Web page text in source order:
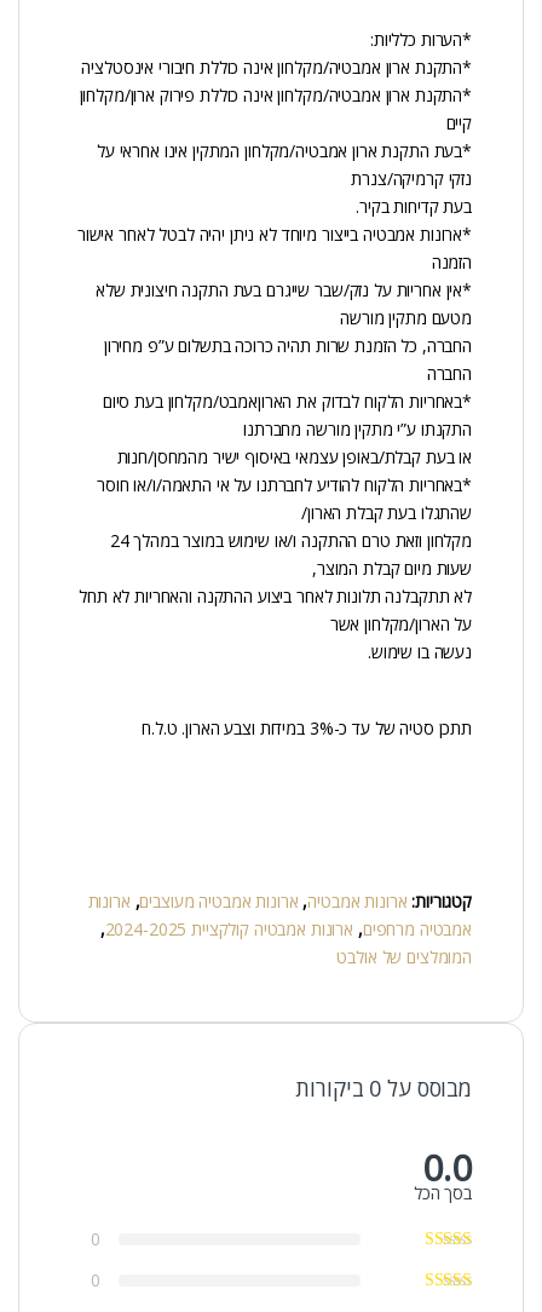
*הערות כלליות:
*התקנת ארון אמבטיה/מקלחון אינה כוללת חיבורי אינסטלציה
*התקנת ארון אמבטיה/מקלחון אינה כוללת פירוק ארון/מקלחון
קיים
*בעת התקנת ארון אמבטיה/מקלחון המתקין אינו אחראי על
נזקי קרמיקה/צנרת
בעת קדיחות בקיר.
*ארונות אמבטיה בייצור מיוחד לא ניתן יהיה לבטל לאחר אישור
הזמנה
*אין אחריות על נזק/שבר שייגרם בעת התקנה חיצונית שלא
מטעם מתקין מורשה
החברה, כל הזמנת שרות תהיה כרוכה בתשלום ע”פ מחירון
החברה
*באחריות הלקוח לבדוק את הארוןאמבט/מקלחון בעת סיום
התקנתו ע”י מתקין מורשה מחברתנו
או בעת קבלת/באופן עצמאי באיסוף ישיר מהמחסן/חנות
*באחריות הלקוח להודיע לחברתנו על אי התאמה/ו/או חוסר
שהתגלו בעת קבלת הארון/
מקלחון וזאת טרם ההתקנה ו/או שימוש במוצר במהלך 24
שעות מיום קבלת המוצר,
לא תתקבלנה תלונות לאחר ביצוע ההתקנה והאחריות לא תחל
על הארון/מקלחון אשר
נעשה בו שימוש.
תתכן סטיה של עד כ-3% במידות וצבע הארון. ט.ל.ח
קטגוריות: ארונות אמבטיה, ארונות אמבטיה מעוצבים, ארונות
אמבטיה מרחפים, ארונות אמבטיה קולקציית 2024-2025
,
המומלצים של אולבט
מבוסס על 0 ביקורות
0.0
בסך הכל
0
0